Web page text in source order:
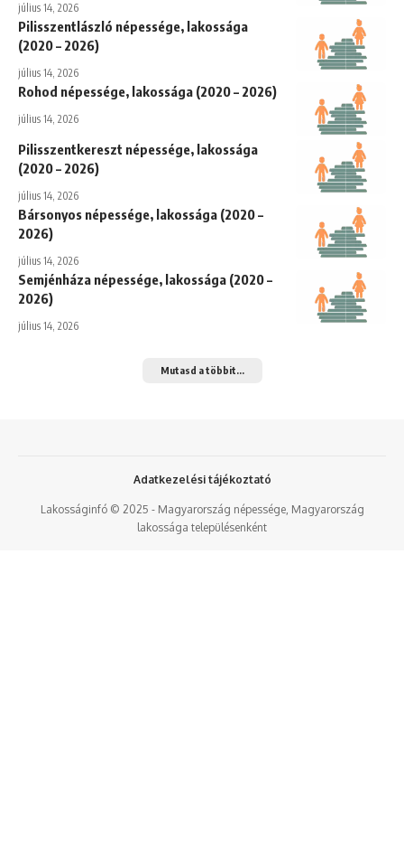
július 14, 2026
Pilisszentlászló népessége, lakossága
(2020 – 2026)
július 14, 2026
Rohod népessége, lakossága (2020 – 2026)
július 14, 2026
Pilisszentkereszt népessége, lakossága
(2020 – 2026)
július 14, 2026
Bársonyos népessége, lakossága (2020 –
2026)
július 14, 2026
Semjénháza népessége, lakossága (2020 –
2026)
július 14, 2026
Mutasd a többit...
Lakosságinfó © 2025 - Magyarország népessége, Magyarország
lakossága településenként
Adatkezelési tájékoztató